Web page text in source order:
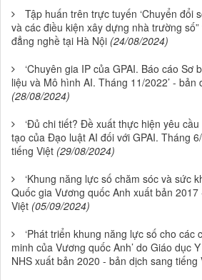
Tập huấn trên trực tuyến ‘Chuyển đổi
và các điều kiện xây dựng nhà trường
đẳng nghề tại Hà Nội (24/08/2024)
‘Chuyên gia IP của GPAI. Báo cáo Sơ
liệu và Mô hình AI. Tháng 11/2022’ - bản
(28/08/2024)
‘Đủ chi tiết? Đề xuất thực hiện yêu
tạo của Đạo luật AI đối với GPAI. Tháng
tiếng Việt (29/08/2024)
‘Khung năng lực số chăm sóc và sức
Quốc gia Vương quốc Anh xuất bản
Việt (05/09/2024)
‘Phát triển khung năng lực số cho các
minh của Vương quốc Anh’ do Giáo dục
NHS xuất bản 2020 - bản dịch sang tiếng